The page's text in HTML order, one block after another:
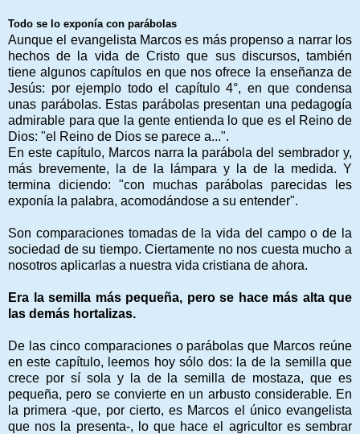
Todo se lo exponía con parábolas
Aunque el evangelista Marcos es más propenso a narrar los
hechos de la vida de Cristo que sus discursos, también
tiene algunos capítulos en que nos ofrece la enseñanza de
Jesús: por ejemplo todo el capítulo 4°, en que condensa
unas parábolas. Estas parábolas presentan una pedagogía
admirable para que la gente entienda lo que es el Reino de
Dios: "el Reino de Dios se parece a...".
En este capítulo, Marcos narra la parábola del sembrador y,
más brevemente, la de la lámpara y la de la medida. Y
termina diciendo: "con muchas parábolas parecidas les
exponía la palabra, acomodándose a su entender".
Son comparaciones tomadas de la vida del campo o de la
sociedad de su tiempo. Ciertamente no nos cuesta mucho a
nosotros aplicarlas a nuestra vida cristiana de ahora.
Era la semilla más pequeña, pero se hace más alta que
las demás hortalizas.
De las cinco comparaciones o parábolas que Marcos reúne
en este capítulo, leemos hoy sólo dos: la de la semilla que
crece por sí sola y la de la semilla de mostaza, que es
pequeña, pero se convierte en un arbusto considerable. En
la primera -que, por cierto, es Marcos el único evangelista
que nos la presenta-, lo que hace el agricultor es sembrar